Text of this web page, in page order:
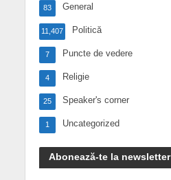
General
83
Politică
11,407
Puncte de vedere
7
Religie
4
Speaker's corner
25
Uncategorized
1
Abonează-te la newsletter